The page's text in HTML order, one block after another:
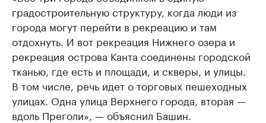
градостроительную структуру, когда люди из
города могут перейти в рекреацию и там
отдохнуть. И вот рекреация Нижнего озера и
рекреация острова Канта соединены городской
тканью, где есть и площади, и скверы, и улицы.
В том числе, речь идет о торговых пешеходных
улицах. Одна улица Верхнего города, вторая —
вдоль Преголи», — объяснил Башин.